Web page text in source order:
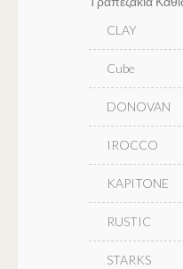
CLAY
Cube
DONOVAN
IROCCO
KAPITONE
RUSTIC
STARKS